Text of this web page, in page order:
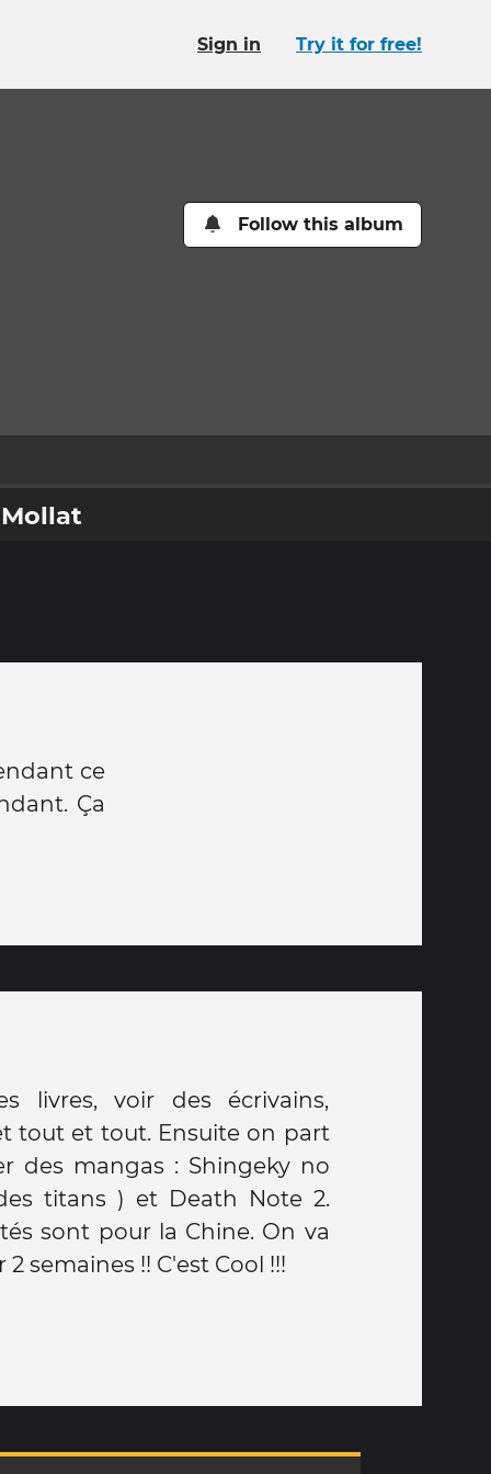
Sign in Try it for free!
Follow this album
ce
Ça
livres, voir des écrivains,
tout et tout. Ensuite on part
des mangas : Shingeky no
titans ) et Death Note 2.
sont pour la Chine. On va
semaines !! C'est Cool !!!